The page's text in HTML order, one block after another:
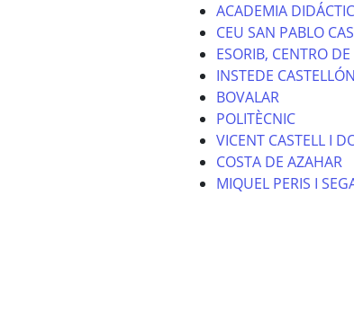
ACADEMIA
CEU SAN PABLO
ESORIB, CENTRO
INSTEDE
BOVALAR
POLITÈCNIC
VICENT CASTELL I
COSTA DE AZAHAR
MIQUEL PERIS I